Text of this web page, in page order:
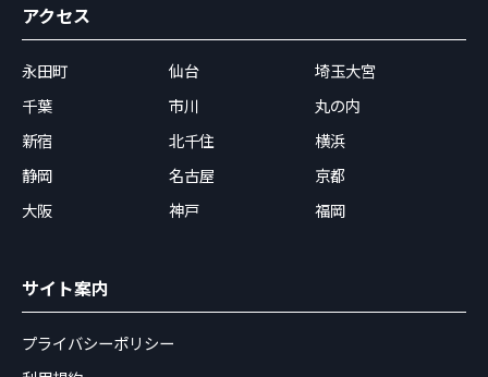
アクセス
永田町 仙台
埼玉大宮
千葉
市川
丸の内
新宿
北千住
横浜
静岡
名古屋
京都
大阪
神戸 福岡
サイト案内
プライバシーポリシー